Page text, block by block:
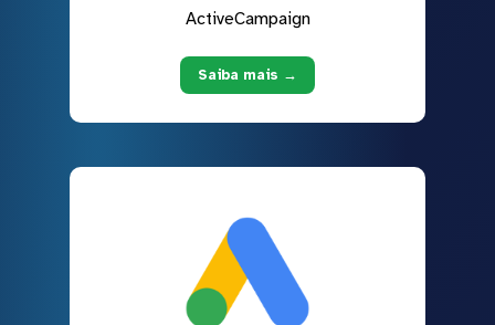
ActiveCampaign
Saiba mais →